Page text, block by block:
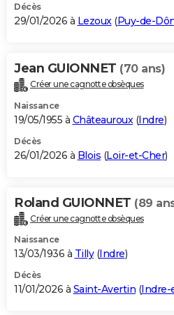
Décès
29/01/2026 à Lezoux(Puy-de-
Jean GUIONNET (70 ans)
Créer une cagnotte obsèques
Naissance
19/05/1955 à Châteauroux (Indre)
Décès
26/01/2026 à Blois (Loir-et-Cher)
Roland GUIONNET (89
Créer une cagnotte obsèques
Naissance
13/03/1936 à Tilly(Indre)
Décès
11/01/2026 à Saint-Avertin (Indre-